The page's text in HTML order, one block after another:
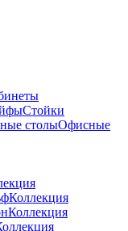
Стойки
столыОфисные
Коллекция
Коллекция